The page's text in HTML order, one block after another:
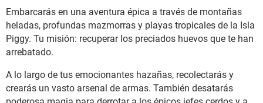
Embarcarás en una aventura épica a través de montañas
heladas, profundas mazmorras y playas tropicales de la Isla
Piggy. Tu misión: recuperar los preciados huevos que te han
arrebatado.
A lo largo de tus emocionantes hazañas, recolectarás y
crearás un vasto arsenal de armas. También desatarás